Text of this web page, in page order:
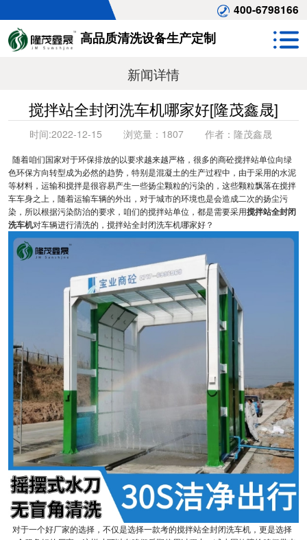
400-6798166
高品质清洗设备生产定制
新闻详情
搅拌站全封闭洗车机哪家好[隆茂鑫晟]
时间:2022-12-15 浏览量： 1807 作者： 隆茂鑫晟
随着咱们国家对于环保排放的以要求越来越严格，很多的商砼搅拌站单位向绿
色环保方向转型成为必然的趋势，特别是混凝土的生产过程中，由于采用的水泥
等材料，运输和搅拌是很容易产生一些扬尘颗粒的污染的，这些颗粒飘落在搅拌
车车身之上，随着运输车辆的外出，对于城市的环境也是会造成二次的扬尘污
染，所以根据污染防治的要求，咱们的搅拌站单位，都是需要采用搅拌站全封闭
洗车机对车辆进行清洗的，搅拌站全封闭洗车机哪家好？
对于一个好厂家的选择，不仅是选择一款考的搅拌站全封闭洗车机，更是选择